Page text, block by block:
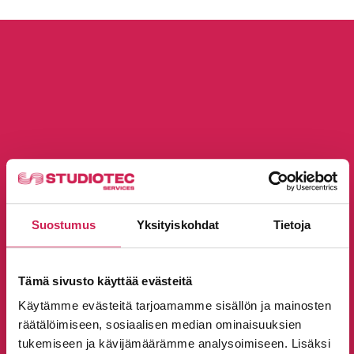
Suostumus Yksityiskohdat Tietoja
Tämä sivusto käyttää evästeitä
Käytämme evästeitä tarjoamamme sisällön ja mainosten
räätälöimiseen, sosiaalisen median ominaisuuksien
tukemiseen ja kävijämäärämme analysoimiseen. Lisäksi
AV-järjestelmien suunnittelu,
toteutus ja ylläpito
Tarjoamme kokonaisvaltaisia AV-palveluita
kuuluvat tilakartoitukset,
järjestelmäarkkitehtuurin ja ohjauslogiikan
suunnittelu, sekä laitteiden ja verkkojen